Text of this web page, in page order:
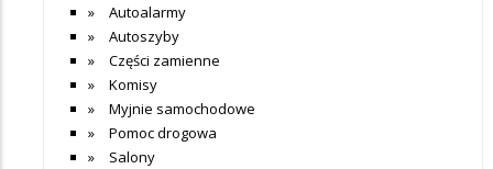
Autoalarmy
Autoszyby
Części zamienne
Komisy
Myjnie samochodowe
Pomoc drogowa
Salony